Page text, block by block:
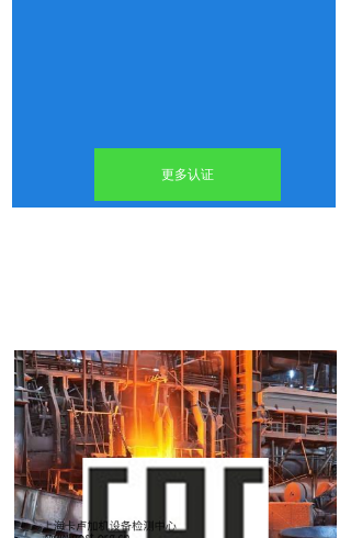
更多认证
双击此处添加文字